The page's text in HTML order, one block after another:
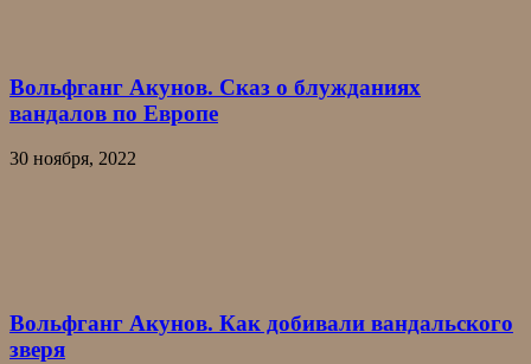
Вольфганг Акунов. Сказ о блужданиях
вандалов по Европе
30 ноября, 2022
Вольфганг Акунов. Как добивали вандальского
зверя